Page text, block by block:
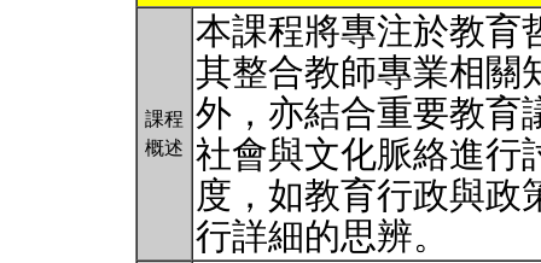
課程
概述
本課程將專注於教育
其整合教師專業相關
外，亦結合重要教育
社會與文化脈絡進行
度，如教育行政與政
行詳細的思辨。